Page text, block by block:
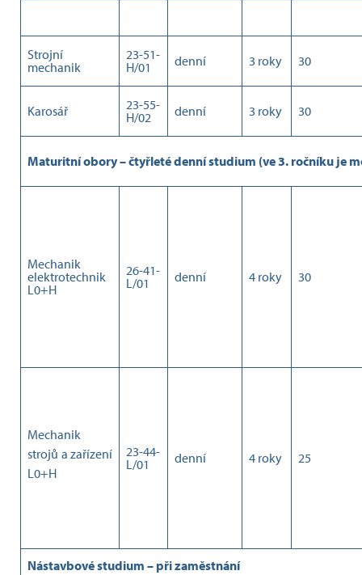
Strojní
mechanik
23-51-
H/01
denní 3 roky 30
Karosář
23-55-
H/02
denní 3 roky 30
Maturitní obory – čtyřleté denní studium (ve 3. ročníku je
Mechanik
elektrotechnik
L0+H
26-41-
L/01
denní 4 roky 30
Mechanik
strojů a zařízení
L0+H
23-44-
L/01
denní 4 roky 25
Nástavbové studium – při zaměstnání